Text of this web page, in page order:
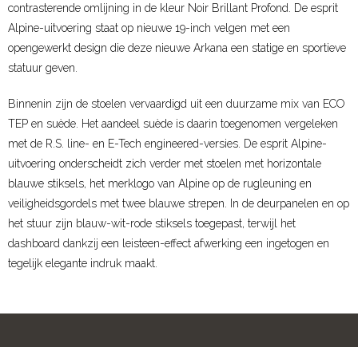
contrasterende omlijning in de kleur Noir Brillant Profond. De esprit
Alpine-uitvoering staat op nieuwe 19-inch velgen met een
opengewerkt design die deze nieuwe Arkana een statige en sportieve
statuur geven.
Binnenin zijn de stoelen vervaardigd uit een duurzame mix van ECO
TEP en suède. Het aandeel suède is daarin toegenomen vergeleken
met de R.S. line- en E-Tech engineered-versies. De esprit Alpine-
uitvoering onderscheidt zich verder met stoelen met horizontale
blauwe stiksels, het merklogo van Alpine op de rugleuning en
veiligheidsgordels met twee blauwe strepen. In de deurpanelen en op
het stuur zijn blauw-wit-rode stiksels toegepast, terwijl het
dashboard dankzij een leisteen-effect afwerking een ingetogen en
tegelijk elegante indruk maakt.